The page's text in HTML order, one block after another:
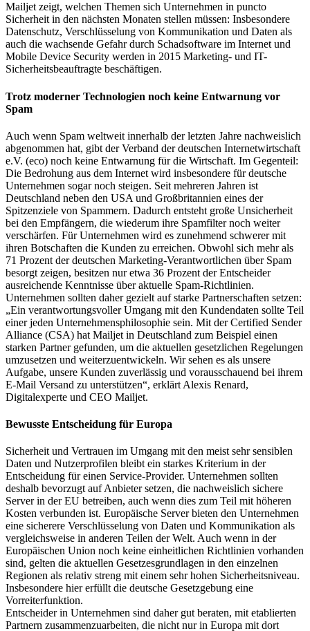
Mailjet zeigt, welchen Themen sich Unternehmen in puncto
Sicherheit in den nächsten Monaten stellen müssen: Insbesondere
Datenschutz, Verschlüsselung von Kommunikation und Daten als
auch die wachsende Gefahr durch Schadsoftware im Internet und
Mobile Device Security werden in 2015 Marketing- und IT-
Sicherheitsbeauftragte beschäftigen.
Trotz moderner Technologien noch keine Entwarnung vor
Spam
Auch wenn Spam weltweit innerhalb der letzten Jahre nachweislich
abgenommen hat, gibt der Verband der deutschen Internetwirtschaft
e.V. (eco) noch keine Entwarnung für die Wirtschaft. Im Gegenteil:
Die Bedrohung aus dem Internet wird insbesondere für deutsche
Unternehmen sogar noch steigen. Seit mehreren Jahren ist
Deutschland neben den USA und Großbritannien eines der
Spitzenziele von Spammern. Dadurch entsteht große Unsicherheit
bei den Empfängern, die wiederum ihre Spamfilter noch weiter
verschärfen. Für Unternehmen wird es zunehmend schwerer mit
ihren Botschaften die Kunden zu erreichen. Obwohl sich mehr als
71 Prozent der deutschen Marketing-Verantwortlichen über Spam
besorgt zeigen, besitzen nur etwa 36 Prozent der Entscheider
ausreichende Kenntnisse über aktuelle Spam-Richtlinien.
Unternehmen sollten daher gezielt auf starke Partnerschaften setzen:
„Ein verantwortungsvoller Umgang mit den Kundendaten sollte Teil
einer jeden Unternehmensphilosophie sein. Mit der Certified Sender
Alliance (CSA) hat Mailjet in Deutschland zum Beispiel einen
starken Partner gefunden, um die aktuellen gesetzlichen Regelungen
umzusetzen und weiterzuentwickeln. Wir sehen es als unsere
Aufgabe, unsere Kunden zuverlässig und vorausschauend bei ihrem
E-Mail Versand zu unterstützen“, erklärt Alexis Renard,
Digitalexperte und CEO Mailjet.
Bewusste Entscheidung für Europa
Sicherheit und Vertrauen im Umgang mit den meist sehr sensiblen
Daten und Nutzerprofilen bleibt ein starkes Kriterium in der
Entscheidung für einen Service-Provider. Unternehmen sollten
deshalb bevorzugt auf Anbieter setzen, die nachweislich sichere
Server in der EU betreiben, auch wenn dies zum Teil mit höheren
Kosten verbunden ist. Europäische Server bieten den Unternehmen
eine sicherere Verschlüsselung von Daten und Kommunikation als
vergleichsweise in anderen Teilen der Welt. Auch wenn in der
Europäischen Union noch keine einheitlichen Richtlinien vorhanden
sind, gelten die aktuellen Gesetzesgrundlagen in den einzelnen
Regionen als relativ streng mit einem sehr hohen Sicherheitsniveau.
Insbesondere hier erfüllt die deutsche Gesetzgebung eine
Vorreiterfunktion.
Entscheider in Unternehmen sind daher gut beraten, mit etablierten
Partnern zusammenzuarbeiten, die nicht nur in Europa mit dort